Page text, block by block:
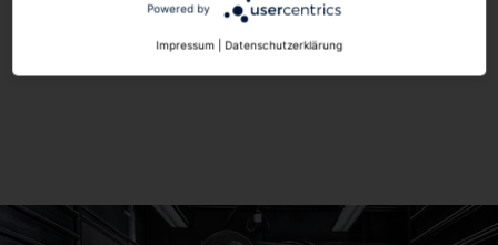
Powered by
Impressum | Datenschutzerklärung